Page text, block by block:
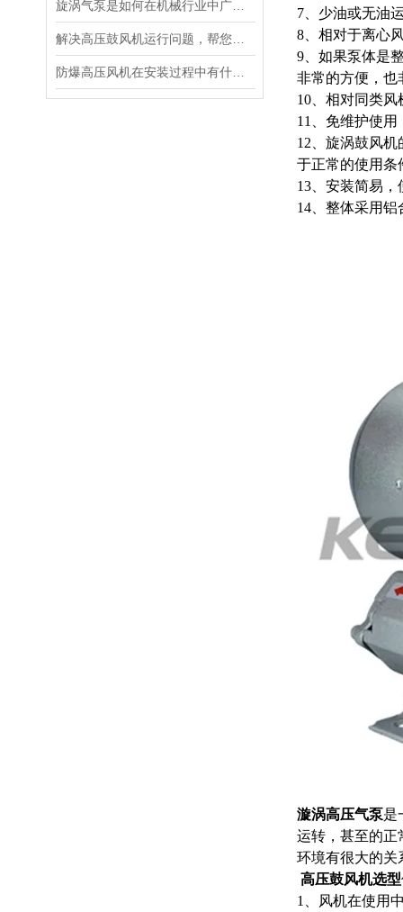
7、少油或无油
8、相对于离心
9、如果泵体是
非常的方便，也
10、相对同类
11、免维护使
12、旋涡鼓风
于正常的使用条
13、安装简易，
14、整体采用
漩涡高压气泵是
运转，甚至的正
环境有很大的关
高压鼓风机选型
1、风机在使用